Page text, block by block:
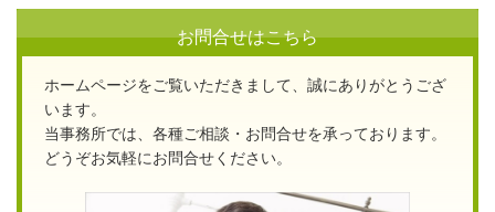
お問合せはこちら
ホームページをご覧いただきまして、誠にありがとうござ
います。
当事務所では、各種ご相談・お問合せを承っております。
どうぞお気軽にお問合せください。